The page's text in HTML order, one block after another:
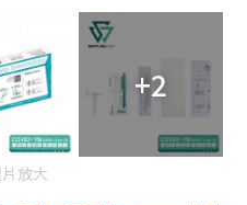
+2
放大